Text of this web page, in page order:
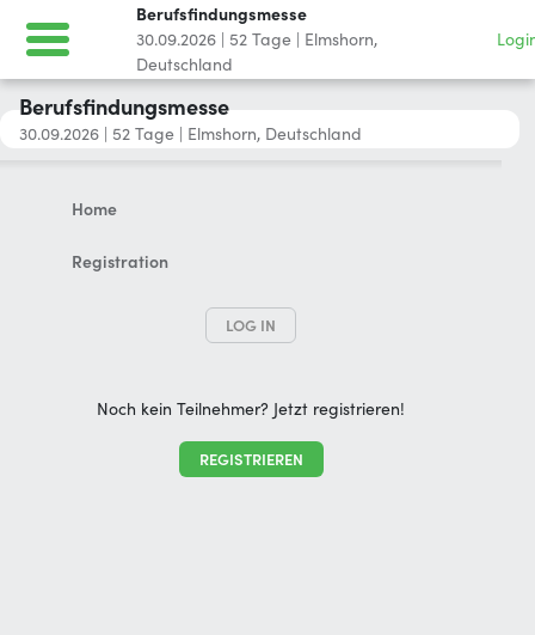
Berufsfindungsmesse
30.09.2026 | 52 Tage | Elmshorn, Deutschland
Home
Registration
LOG IN
Noch kein Teilnehmer? Jetzt registrieren!
REGISTRIEREN
Berufsfindungsmesse
30.09.2026 | 52 Tage | Elmshorn,
Deutschland